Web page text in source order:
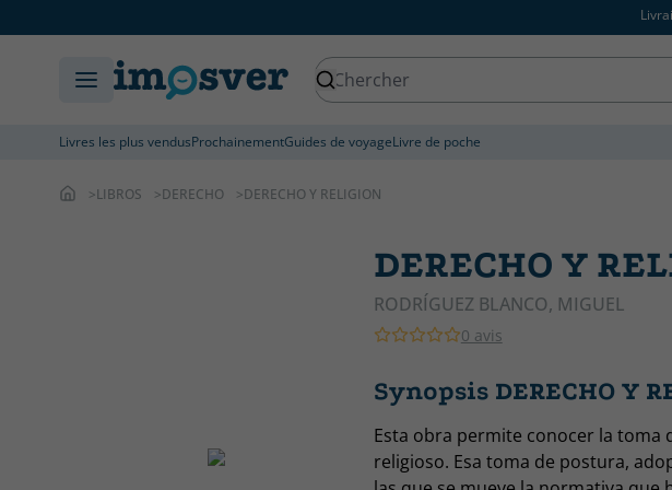
Livres les plus vendusProchainementGuides de voyageLivre de poche
LIBROS DERECHO DERECHO Y RELIGION
DERECHO Y
RODRÍGUEZ BLANCO, MIGUEL
0 avis
Synopsis DERECHO Y
Esta obra permite conocer la toma
religioso. Esa toma de postura,